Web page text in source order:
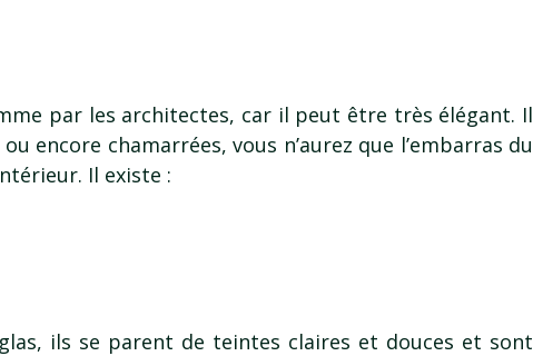
par les architectes, car il peut être très élégant. Il
encore chamarrées, vous n’aurez que l’embarras du
Il existe :
ils se parent de teintes claires et douces et sont